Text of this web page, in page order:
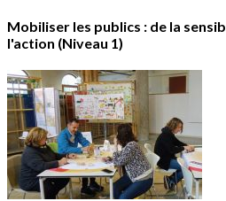
Mobiliser les publics : de la
l'action (Niveau 1)